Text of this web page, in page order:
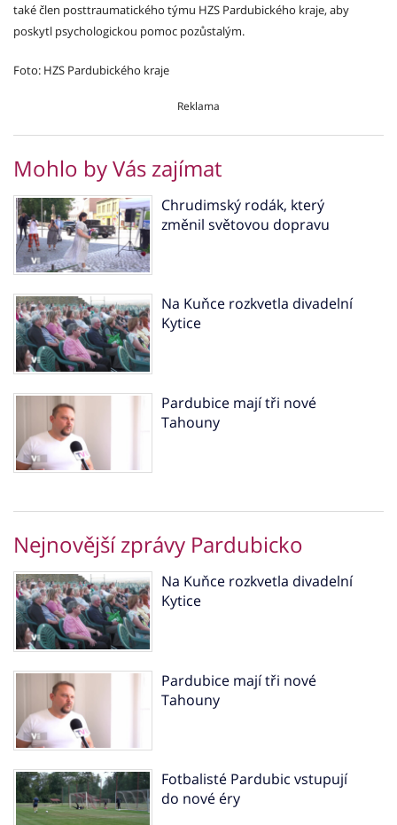
také člen posttraumatického týmu HZS Pardubického kraje, aby
poskytl psychologickou pomoc pozůstalým.
Foto: HZS Pardubického kraje
Reklama
Mohlo by Vás zajímat
Chrudimský rodák, který
změnil světovou dopravu
Na Kuňce rozkvetla divadelní
Kytice
Pardubice mají tři nové
Tahouny
Nejnovější zprávy Pardubicko
Na Kuňce rozkvetla divadelní
Kytice
Pardubice mají tři nové
Tahouny
Fotbalisté Pardubic vstupují
do nové éry